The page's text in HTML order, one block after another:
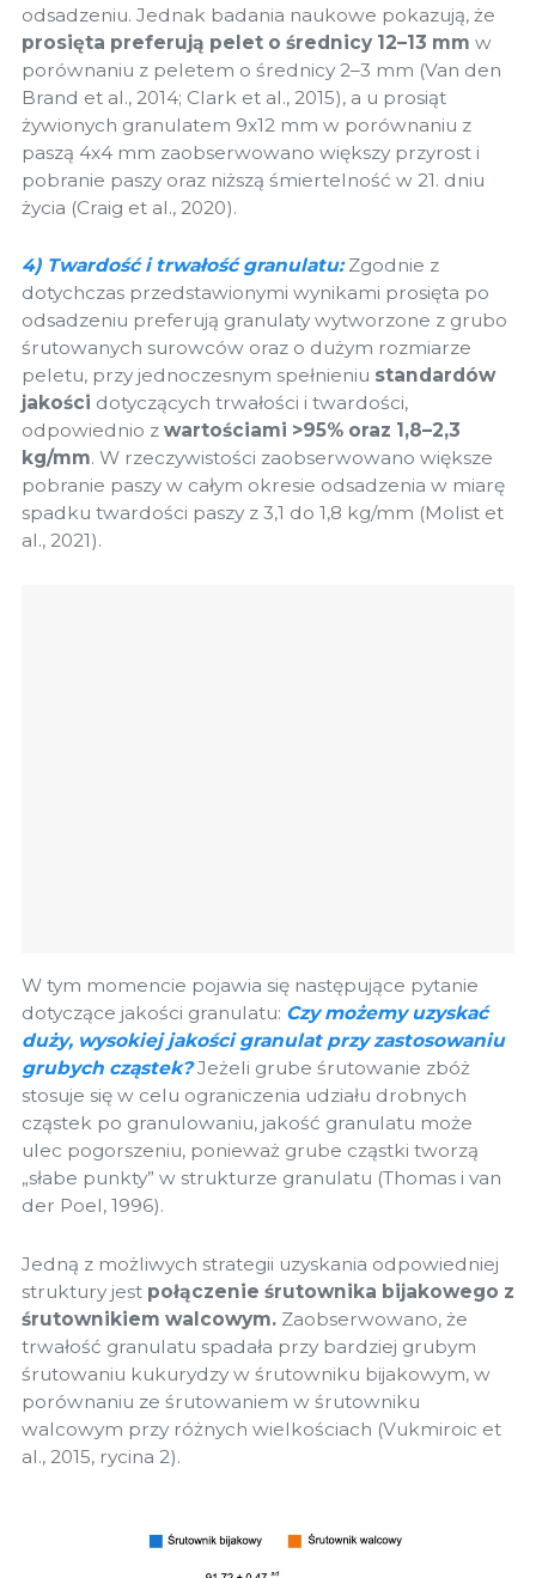
odsadzeniu. Jednak badania naukowe pokazują, że
prosięta preferują pelet o średnicy 12–13 mm w
porównaniu z peletem o średnicy 2–3 mm (Van den
Brand et al., 2014; Clark et al., 2015), a u prosiąt
żywionych granulatem 9x12 mm w porównaniu z
paszą 4x4 mm zaobserwowano większy przyrost i
pobranie paszy oraz niższą śmiertelność w 21. dniu
życia (Craig et al., 2020).
4) Twardość i trwałość granulatu:Zgodnie z
dotychczas przedstawionymi wynikami prosięta po
odsadzeniu preferują granulaty wytworzone z grubo
śrutowanych surowców oraz o dużym rozmiarze
peletu, przy jednoczesnym spełnieniu standardów
jakości dotyczących trwałości i twardości,
odpowiednio z wartościami >95% oraz 1,8–2,3
kg/mm. W rzeczywistości zaobserwowano większe
pobranie paszy w całym okresie odsadzenia w miarę
spadku twardości paszy z 3,1 do 1,8 kg/mm (Molist et
al., 2021).
W tym momencie pojawia się następujące pytanie
dotyczące jakości granulatu: Czy możemy uzyskać
duży, wysokiej jakości granulat przy zastosowaniu
grubych cząstek?Jeżeli grube śrutowanie zbóż
stosuje się w celu ograniczenia udziału drobnych
cząstek po granulowaniu, jakość granulatu może
ulec pogorszeniu, ponieważ grube cząstki tworzą
„słabe punkty” w strukturze granulatu (Thomas i van
der Poel, 1996).
Jedną z możliwych strategii uzyskania odpowiedniej
struktury jest połączenie śrutownika bijakowego z
śrutownikiem walcowym. Zaobserwowano, że
trwałość granulatu spadała przy bardziej grubym
śrutowaniu kukurydzy w śrutowniku bijakowym, w
porównaniu ze śrutowaniem w śrutowniku
walcowym przy różnych wielkościach (Vukmiroic et
al., 2015, rycina 2).